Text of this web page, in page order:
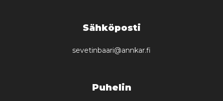
Sähköposti
sevetinbaari@annkar.fi
Puhelin